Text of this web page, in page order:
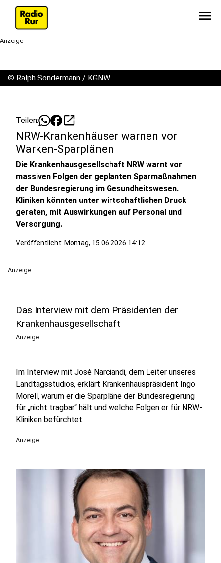
menu
Anzeige
© Ralph Sondermann / KGNW
Teilen: open_in_new
NRW-Krankenhäuser warnen vor
Warken-Sparplänen
Die Krankenhausgesellschaft NRW warnt vor
massiven Folgen der geplanten Sparmaßnahmen
der Bundesregierung im Gesundheitswesen.
Kliniken könnten unter wirtschaftlichen Druck
geraten, mit Auswirkungen auf Personal und
Versorgung.
Veröffentlicht: Montag, 15.06.2026 14:12
Anzeige
Das Interview mit dem Präsidenten der
Krankenhausgesellschaft
Anzeige
Im Interview mit José Narciandi, dem Leiter unseres
Landtagsstudios, erklärt Krankenhauspräsident Ingo
Morell, warum er die Sparpläne der Bundesregierung
für „nicht tragbar“ hält und welche Folgen er für NRW-
Kliniken befürchtet.
Anzeige